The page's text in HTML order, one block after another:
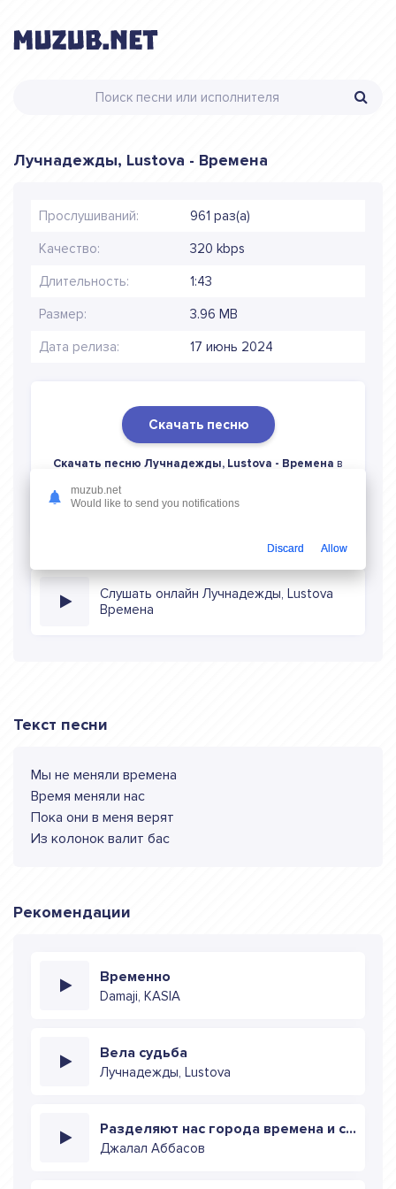
Лучнадежды, Lustova - Времена
Прослушиваний: 961 раз(а)
Качество: 320 kbps
Длительность: 1:43
Размер: 3.96 MB
Дата релиза: 17 июнь 2024
Скачать песню
Скачать песню Лучнадежды, Lustova - Времена в
слушать музыку в режиме онлайн
Слушать онлайн Лучнадежды, Lustova
Времена
Текст песни
Мы не меняли времена
Время меняли нас
Пока они в меня верят
Из колонок валит бас
Рекомендации
Временно
Damaji, KASIA
Вела судьба
Лучнадежды, Lustova
Разделяют нас города времена и страны
Джалал Аббасов
muzub.net
Would like to send you notifications
Discard Allow